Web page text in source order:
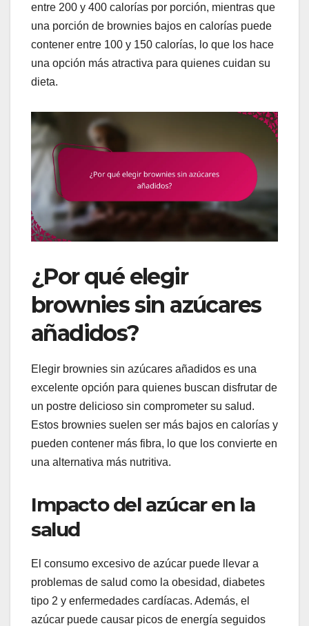
entre 200 y 400 calorías por porción, mientras que
una porción de brownies bajos en calorías puede
contener entre 100 y 150 calorías, lo que los hace
una opción más atractiva para quienes cuidan su
dieta.
¿Por qué elegir
brownies sin azúcares
añadidos?
Elegir brownies sin azúcares añadidos es una
excelente opción para quienes buscan disfrutar de
un postre delicioso sin comprometer su salud.
Estos brownies suelen ser más bajos en calorías y
pueden contener más fibra, lo que los convierte en
una alternativa más nutritiva.
Impacto del azúcar en la
salud
El consumo excesivo de azúcar puede llevar a
problemas de salud como la obesidad, diabetes
tipo 2 y enfermedades cardíacas. Además, el
azúcar puede causar picos de energía seguidos